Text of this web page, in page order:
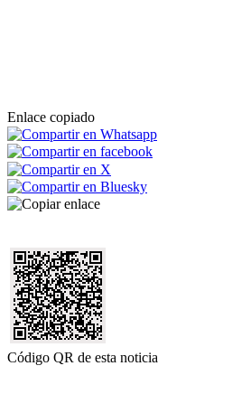
Enlace copiado
Código QR de esta noticia